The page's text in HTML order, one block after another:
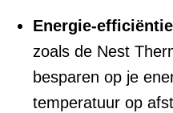
Energie-efficiëntie
zoals de Nest
besparen op je
temperatuur op